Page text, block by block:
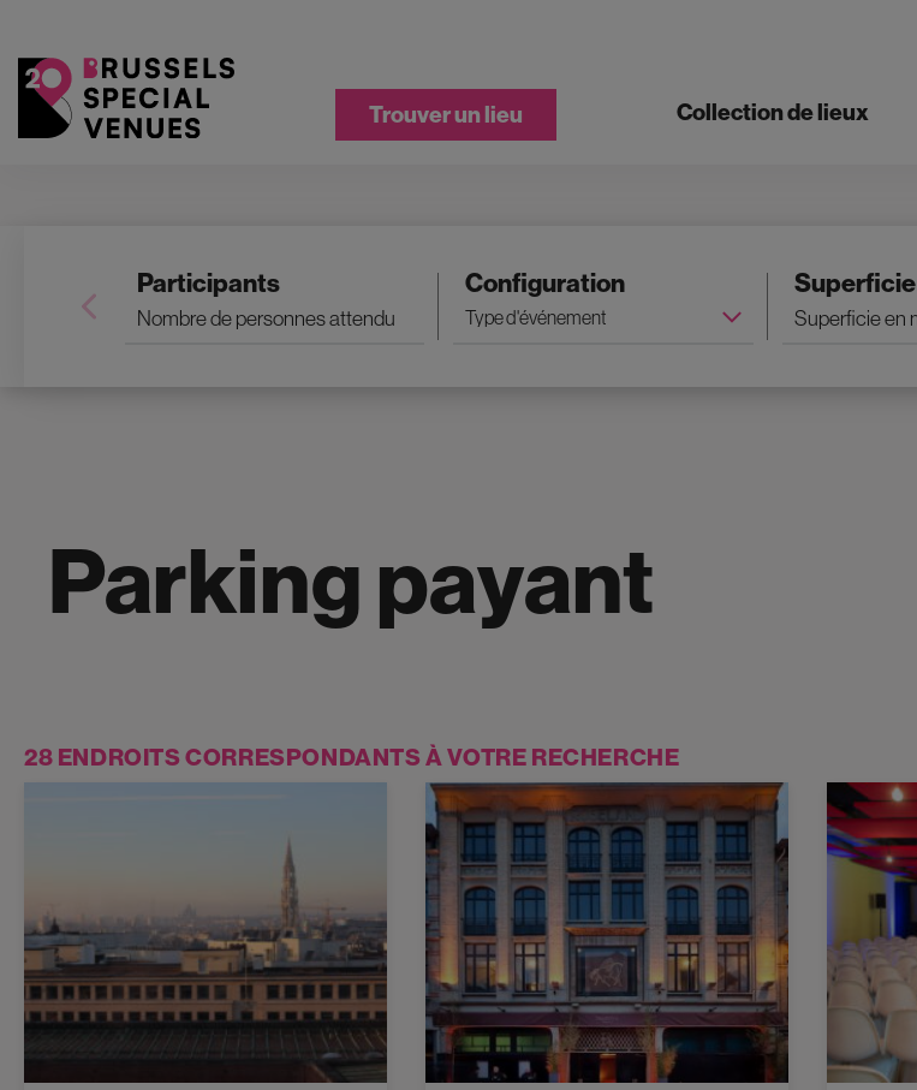
Trouver un lieu Collection de lieux
Participants Configuration Superficie
Parking payant
28 ENDROITS CORRESPONDANTS À VOTRE RECHERCHE